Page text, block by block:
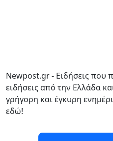
Newpost.gr - Ειδήσεις που
ειδήσεις από την Ελλάδα
γρήγορη και έγκυρη
εδώ!